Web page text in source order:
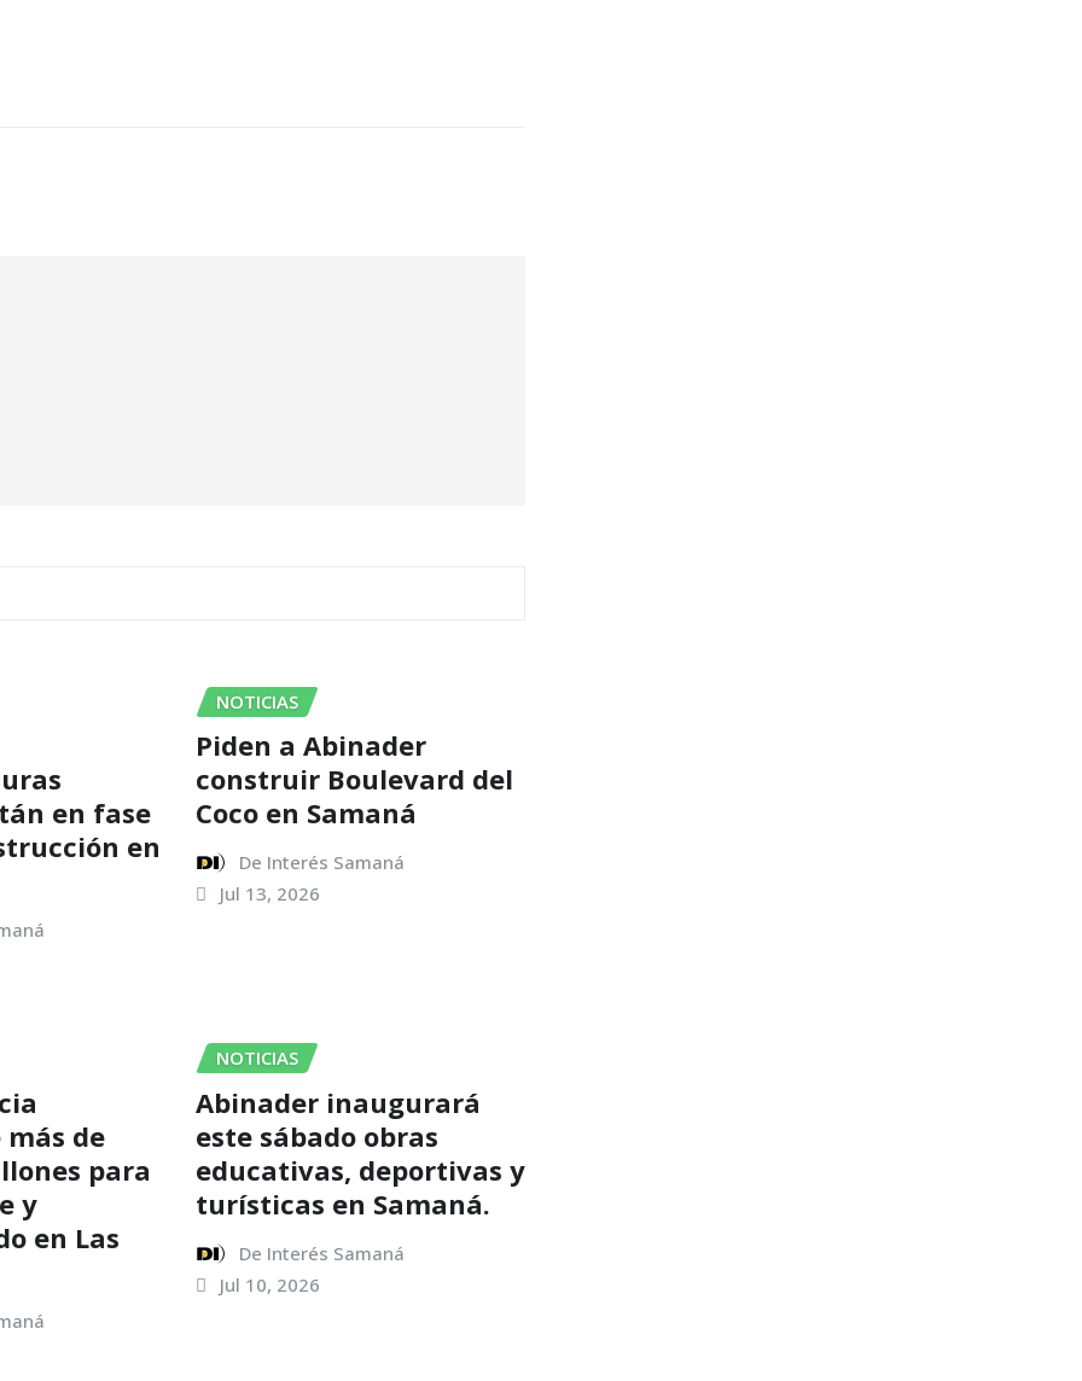
en fase
en
NOTICIAS
Piden a Abinader
construir Boulevard del
Coco en Samaná
De Interés Samaná
Jul 13, 2026
de
para
y
en Las
NOTICIAS
Abinader inaugurará
este sábado obras
educativas, deportivas y
turísticas en Samaná.
De Interés Samaná
Jul 10, 2026